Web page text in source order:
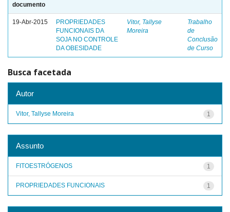
documento
19-Abr-2015
PROPRIEDADES
FUNCIONAIS DA
SOJA NO CONTROLE
DA OBESIDADE
Vitor, Tallyse
Moreira
Trabalho
de
Conclusão
de Curso
Busca facetada
Autor
1
Vitor, Tallyse Moreira
Assunto
1
FITOESTRÓGENOS
1
PROPRIEDADES FUNCIONAIS